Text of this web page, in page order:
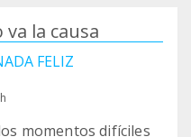
la causa
FELIZ
momentos difíciles